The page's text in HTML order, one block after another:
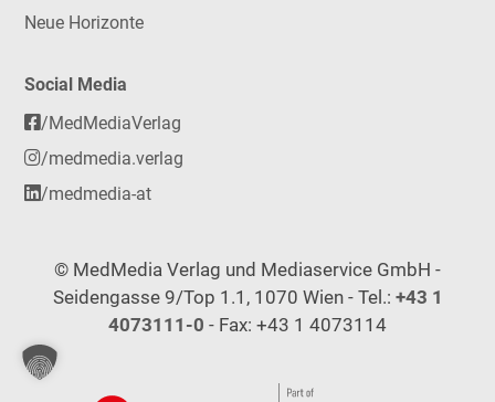
Neue Horizonte
Social Media
/MedMediaVerlag
/medmedia.verlag
/medmedia-at
© MedMedia Verlag und Mediaservice GmbH -
Seidengasse 9/Top 1.1, 1070 Wien - Tel.: +43 1
4073111-0 - Fax: +43 1 4073114